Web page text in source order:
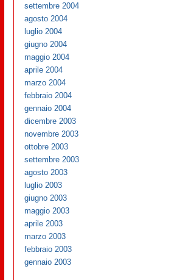
settembre 2004
agosto 2004
luglio 2004
giugno 2004
maggio 2004
aprile 2004
marzo 2004
febbraio 2004
gennaio 2004
dicembre 2003
novembre 2003
ottobre 2003
settembre 2003
agosto 2003
luglio 2003
giugno 2003
maggio 2003
aprile 2003
marzo 2003
febbraio 2003
gennaio 2003